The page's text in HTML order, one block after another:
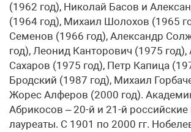
(1962 год), Николай Басов и
(1964 год), Михаил Шолохов (1965
Семенов (1966 год), Александр
год), Леонид Канторович (1975 год),
Сахаров (1975 год), Петр Капица
Бродский (1987 год), Михаил
Жорес Алферов (2000 год).
Абрикосов – 20-й и 21-й российские
лауреаты. С 1901 по 2000 гг.